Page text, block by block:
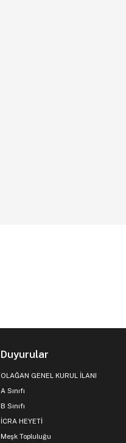
Duyurular
OLAĞAN GENEL KURUL İLANI
A Sınıfı
B Sınıfı
İCRA HEYETİ
Meşk Topluluğu